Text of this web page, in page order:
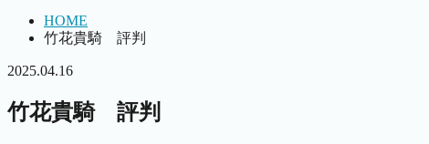
HOME
竹花貴騎 評判
2025.04.16
竹花貴騎 評判